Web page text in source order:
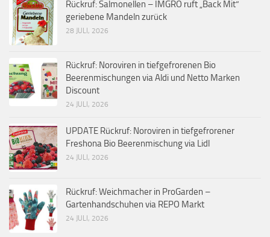
Rückruf: Salmonellen – IMGRO ruft „Back Mit“
geriebene Mandeln zurück
28 JULI, 2026
Rückruf: Noroviren in tiefgefrorenen Bio
Beerenmischungen via Aldi und Netto Marken
Discount
24 JULI, 2026
UPDATE Rückruf: Noroviren in tiefgefrorener
Freshona Bio Beerenmischung via Lidl
24 JULI, 2026
Rückruf: Weichmacher in ProGarden –
Gartenhandschuhen via REPO Markt
24 JULI, 2026